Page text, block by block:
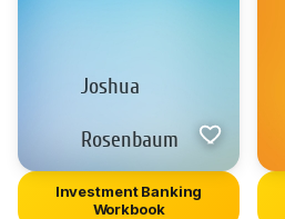
Investment Banking
Workbook